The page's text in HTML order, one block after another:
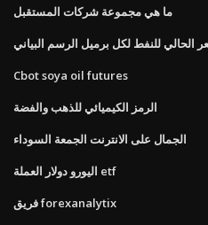
ما هي مجموعة شركات المستقبل
الحالي للنفط لكل برميل الرسم البياني
Cbot soya oil futures
الرمز الكيميائي للذهب والفضة
الجمال على الانترنت الجمعة السوداء
اليورو دولار العملة etf
فريق forexanalytix